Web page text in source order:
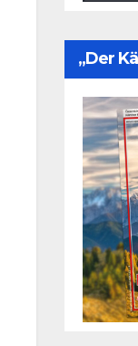
„Der